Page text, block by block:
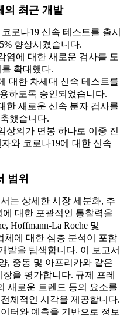
의 최근 개발
로나19 신속 테스트를 출시
향상시켰습니다.
염에 대한 새로운 검사를 도
확대했다.
대한 차세대 신속 테스트를
하도록 승인되었습니다.
한 새로운 신속 분자 검사를
했습니다.
상의가 면봉 하나로 이중 진
와 코로나19에 대한 신속
범위
는 상세한 시장 세분화, 추
대한 포괄적인 통찰력을
Hoffmann-La Roche 및
체에 대한 심층 분석이 포함
발을 탐색합니다. 이 보고서
, 중동 및 아프리카와 같은
을 평가합니다. 규제 프레
새로운 트렌드 등의 요소를
체적인 시각을 제공합니다.
터와 예측을 기반으로 정보